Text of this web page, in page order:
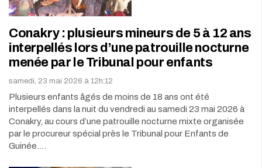
Conakry : plusieurs mineurs de 5 à 12 ans
interpellés lors d’une patrouille nocturne
menée par le Tribunal pour enfants
samedi, 23 mai 2026 à 12h:12
Plusieurs enfants âgés de moins de 18 ans ont été
interpellés dans la nuit du vendredi au samedi 23 mai 2026 à
Conakry, au cours d’une patrouille nocturne mixte organisée
par le procureur spécial près le Tribunal pour Enfants de
Guinée.…